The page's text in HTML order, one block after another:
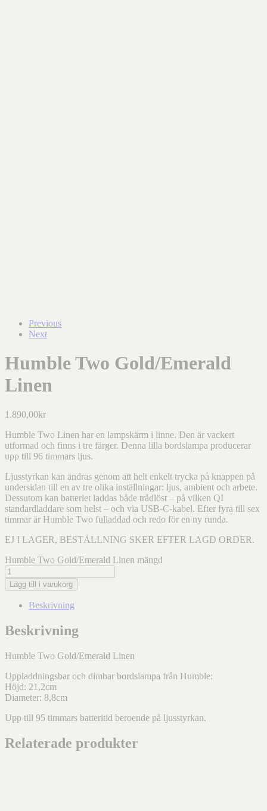
Previous
Next
Humble Two Gold/Emerald
Linen
1.890,00kr
Humble Two Linen har en lampskärm i linne. Den är vackert
utformad och finns i tre färger. Denna lilla bordslampa producerar
upp till 96 timmars ljus.
Ljusstyrkan kan ändras genom att helt enkelt trycka på knappen på
undersidan till en av tre olika inställningar: ljus, ambient och arbete.
Dessutom kan batteriet laddas både trådlöst – på vilken QI
standardladdare som helst – och via USB-C-kabel. Efter fyra till sex
timmar är Humble Two fulladdad och redo för en ny runda.
EJ I LAGER, BESTÄLLNING SKER EFTER LAGD ORDER.
Humble Two Gold/Emerald Linen mängd
Lägg till i varukorg
Beskrivning
Beskrivning
Humble Two Gold/Emerald Linen
Uppladdningsbar och dimbar bordslampa från Humble:
Höjd: 21,2cm
Diameter: 8,8cm
Upp till 95 timmars batteritid beroende på ljusstyrkan.
Relaterade produkter